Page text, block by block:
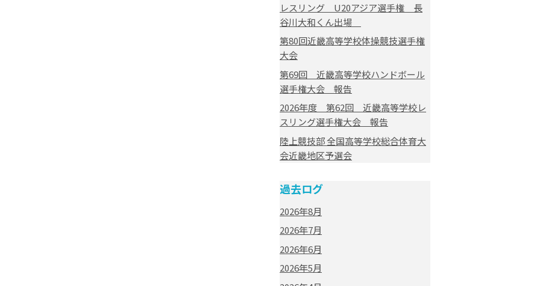
レスリング U20アジア選手権 長
谷川大和くん出場
第80回近畿高等学校体操競技選手権
大会
第69回 近畿高等学校ハンドボール
選手権大会 報告
2026年度 第62回 近畿高等学校レ
スリング選手権大会 報告
陸上競技部 全国高等学校総合体育大
会近畿地区予選会
過去ログ
2026年8月
2026年7月
2026年6月
2026年5月